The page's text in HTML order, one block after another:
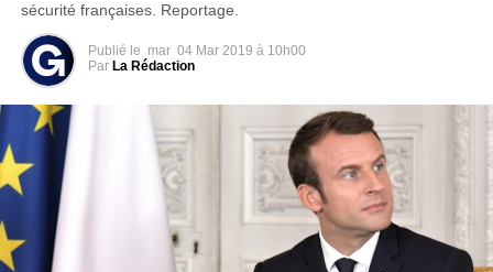
sécurité françaises. Reportage.
Publié le mar 04 Mar 2019 à 10h00
Par La Rédaction